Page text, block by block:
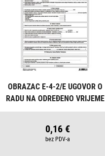
OBRAZAC E-4-2/E UGOVOR O
RADU NA ODREĐENO VRIJEME
FOKUS
0,16 €